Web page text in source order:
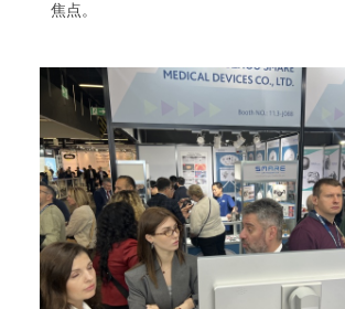
焦点。